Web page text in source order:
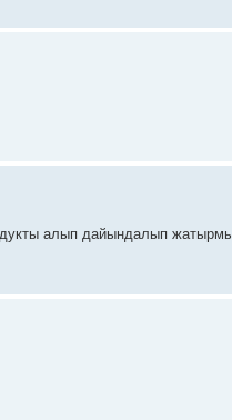
алып дайындалып